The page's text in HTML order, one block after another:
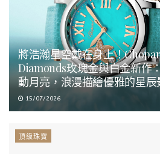
將浩瀚星空戴在身上！
Diamonds玫瑰金與白金新作
動月亮，浪漫描繪優雅的星辰
15/07/2026
頂級珠寶